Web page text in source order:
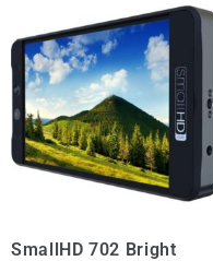
SmallHD 702 Bright